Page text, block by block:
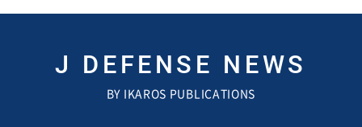
J DEFENSE NEWS
BY IKAROS PUBLICATIONS